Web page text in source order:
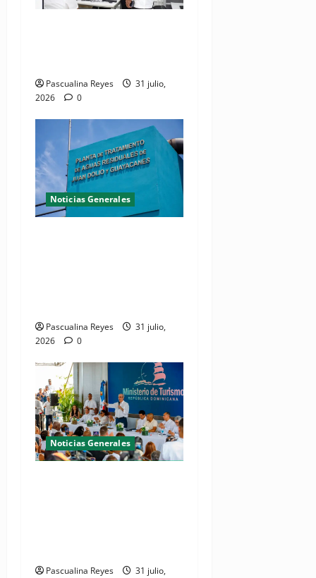
Pascualina Reyes
31 julio,
2026
0
Noticias Generales
Pascualina Reyes
31 julio,
2026
0
Noticias Generales
Pascualina Reyes
31 julio,